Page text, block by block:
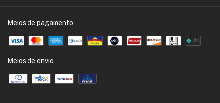
Meios de pagamento
Meios de envio